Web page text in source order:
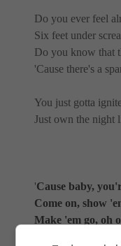
Do you ever feel
Six feet under
Do you know that
'Cause there's a
You just gotta
Just own the night
'Cause baby,
Come on, show
Make 'em go, oh